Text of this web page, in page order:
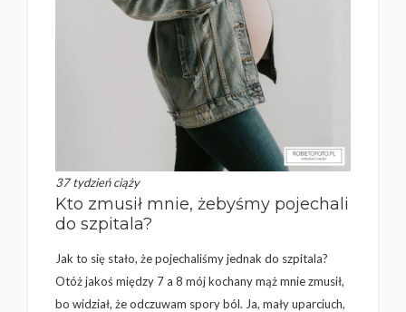
37 tydzień ciąży
Kto zmusił mnie, żebyśmy pojechali
do szpitala?
Jak to się stało, że pojechaliśmy jednak do szpitala?
Otóż jakoś między 7 a 8 mój kochany mąż mnie zmusił,
bo widział, że odczuwam spory ból. Ja, mały uparciuch,